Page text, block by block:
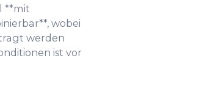
**mit
wobei
werden
ist vor